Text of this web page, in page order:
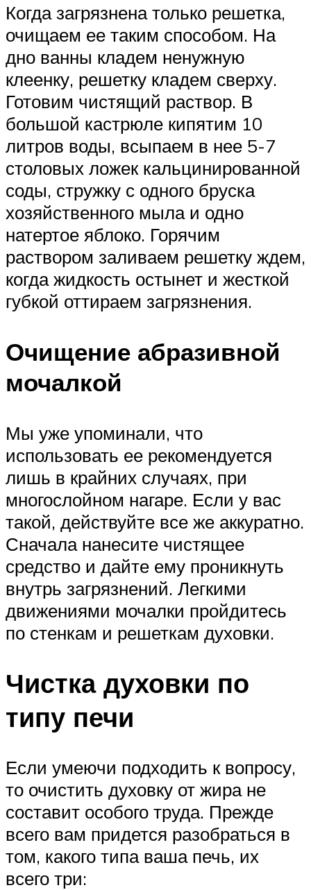
Когда загрязнена только решетка,
очищаем ее таким способом. На
дно ванны кладем ненужную
клеенку, решетку кладем сверху.
Готовим чистящий раствор. В
большой кастрюле кипятим 10
литров воды, всыпаем в нее 5-7
столовых ложек кальцинированной
соды, стружку с одного бруска
хозяйственного мыла и одно
натертое яблоко. Горячим
раствором заливаем решетку ждем,
когда жидкость остынет и жесткой
губкой оттираем загрязнения.
Очищение абразивной
мочалкой
Мы уже упоминали, что
использовать ее рекомендуется
лишь в крайних случаях, при
многослойном нагаре. Если у вас
такой, действуйте все же аккуратно.
Сначала нанесите чистящее
средство и дайте ему проникнуть
внутрь загрязнений. Легкими
движениями мочалки пройдитесь
по стенкам и решеткам духовки.
Чистка духовки по
типу печи
Если умеючи подходить к вопросу,
то очистить духовку от жира не
составит особого труда. Прежде
всего вам придется разобраться в
том, какого типа ваша печь, их
всего три: